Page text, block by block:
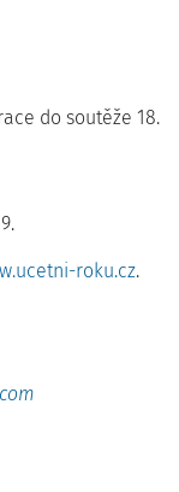
do soutěže 18.
roku.cz.